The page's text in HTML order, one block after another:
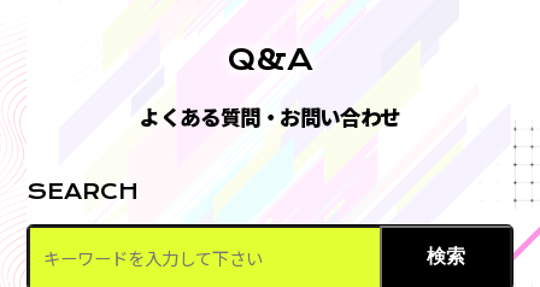
推奨環境
Q&A
Q&A
よくある質問・お問い合わせ
SEARCH
検索